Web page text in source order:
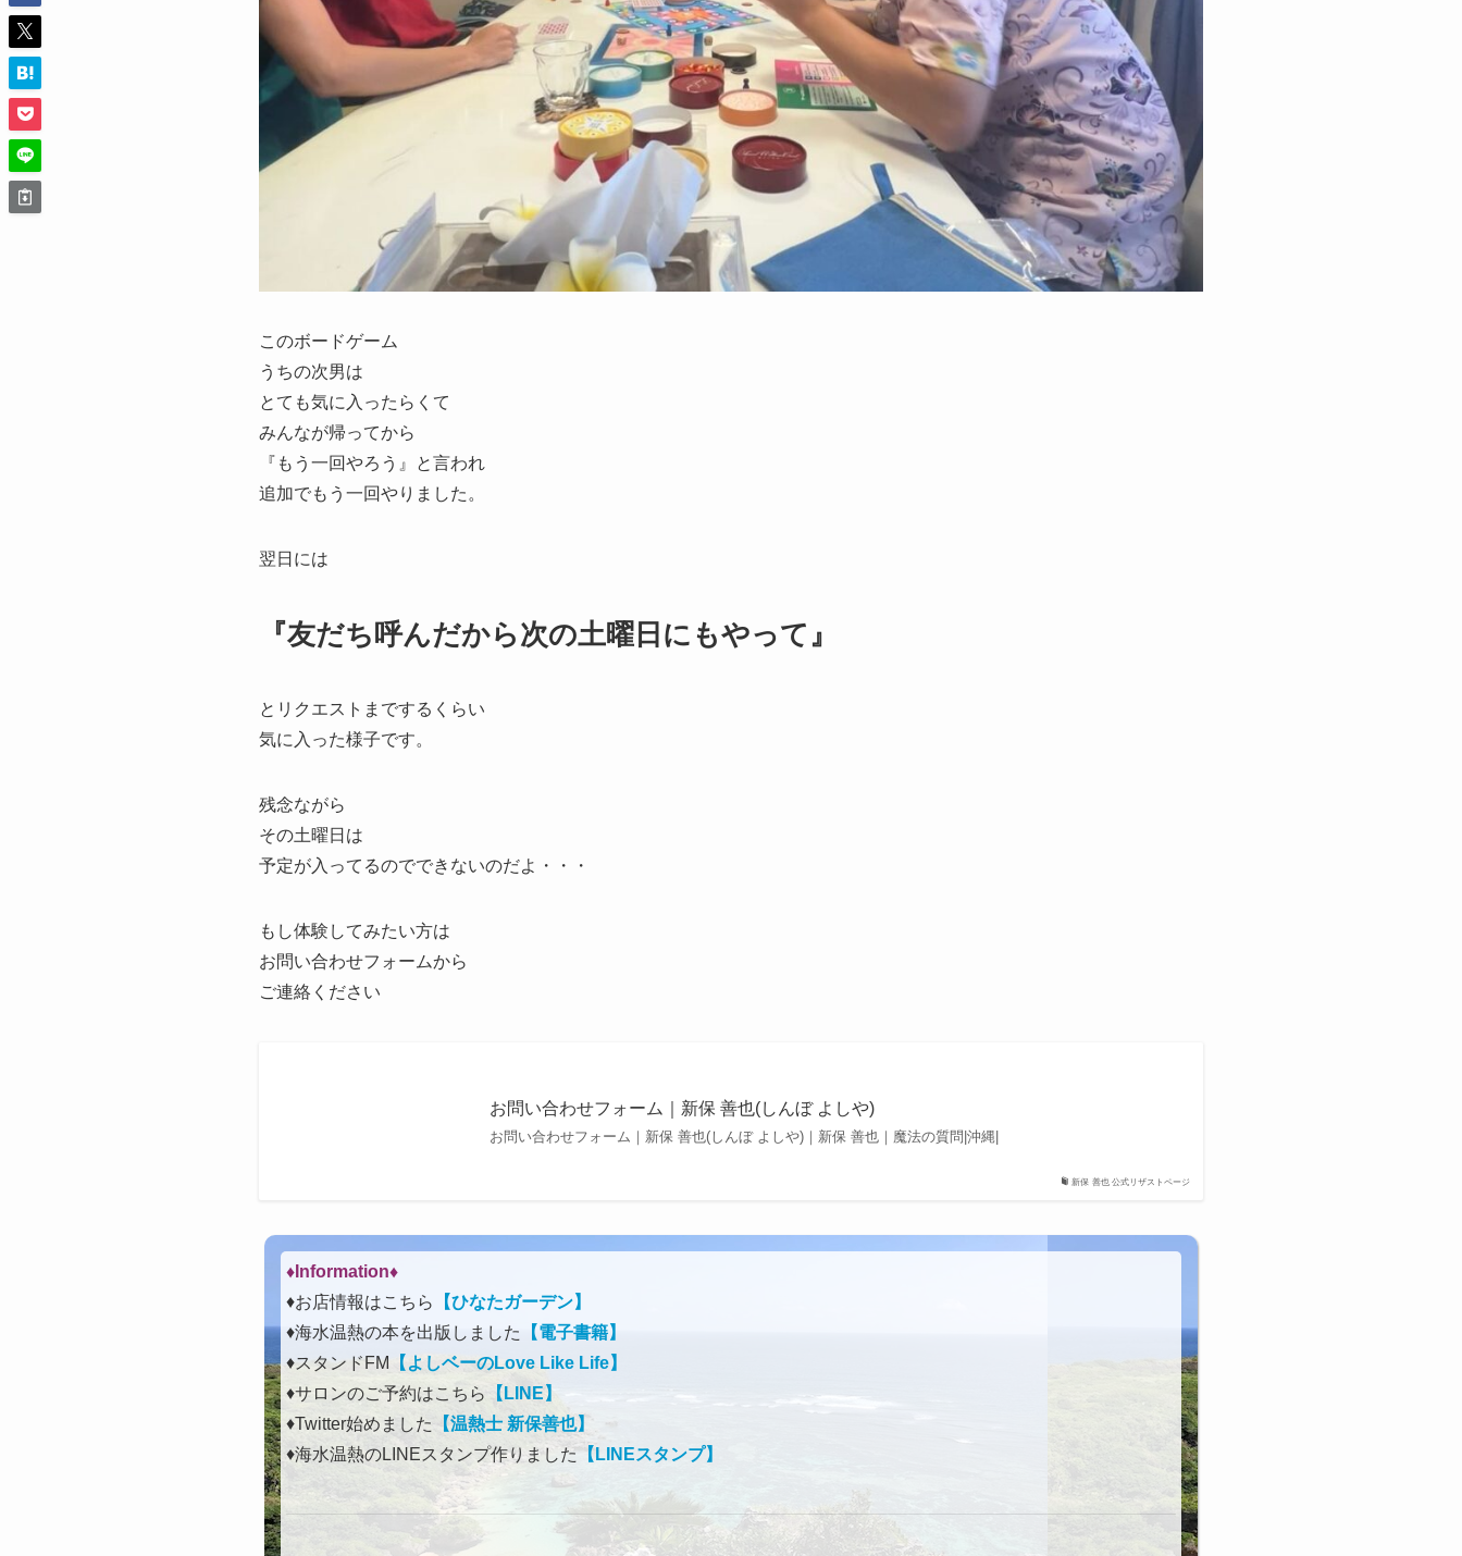
このボードゲーム
うちの次男は
とても気に入ったらくて
みんなが帰ってから
『もう一回やろう』と言われ
追加でもう一回やりました。
翌日には
『友だち呼んだから次の土曜日にもやって』
とリクエストまでするくらい
気に入った様子です。
残念ながら
その土曜日は
予定が入ってるのでできないのだよ・・・
もし体験してみたい方は
お問い合わせフォームから
ご連絡ください
新保 善也 公式リザストページ
お問い合わせフォーム｜新保 善也(しんぼ よしや)
お問い合わせフォーム｜新保 善也(しんぼ よしや)｜新保 善也｜魔法の質問|沖縄|
♦Information♦︎
♦お店情報はこちら
【ひなたガーデン】
♦海水温熱の本を出版しました
【電子書籍】
♦スタンドFM
【よしベーのLove Like Life】
♦サロンのご予約はこちら
【LINE】
♦Twitter始めました
【温熱士 新保善也】
♦海水温熱のLINEスタンプ作りました【LINEスタンプ】